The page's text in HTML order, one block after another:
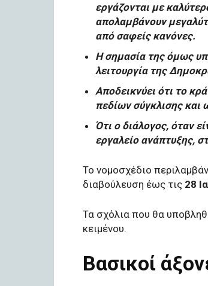
εργάζονται με
απολαμβάνουν
από σαφείς κανόνες.
Η σημασία της όμως
λειτουργία της
Αποδεικνύει ότι το
πεδίων σύγκλισης και
Ότι ο διάλογος, όταν
εργαλείο ανάπτυξης,
Το νομοσχέδιο
διαβούλευση έως τις 28
Τα σχόλια που θα
κειμένου.
Βασικοί